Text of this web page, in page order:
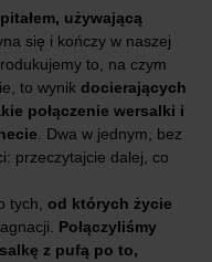
używającą
się i kończy w naszej
to, na czym
to wynik docierających
połączenie wersalki i
. Dwa w jednym, bez
przeczytajcie dalej, co
tych, od których życie
Połączyliśmy
z pufą po to,